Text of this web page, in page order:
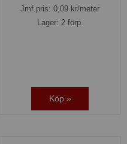
Jmf.pris: 0,09 kr/meter
Lager: 2 förp.
Köp »